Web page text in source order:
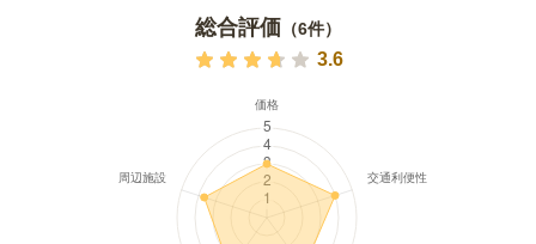
総合評価 （6件）
3.6